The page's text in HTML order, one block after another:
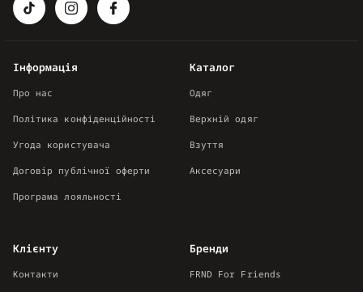
Каталог
Одяг
Верхній одяг
Взуття
Аксесуари
Інформація
Про нас
Політика конфіденційності
Угода користувача
Договір публічної оферти
Програма лояльності
Клієнту
Контакти
Бренди
FRND For Friends